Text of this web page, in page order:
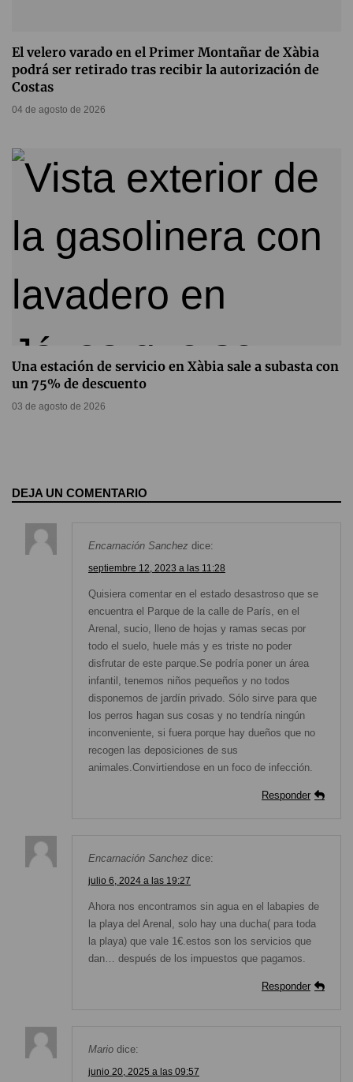
El velero varado en el Primer Montañar de Xàbia
podrá ser retirado tras recibir la autorización de
Costas
04 de agosto de 2026
Una estación de servicio en Xàbia sale a subasta con
un 75% de descuento
03 de agosto de 2026
DEJA UN COMENTARIO
Encarnación Sanchez dice:
septiembre 12, 2023 a las 11:28
Quisiera comentar en el estado desastroso que se
encuentra el Parque de la calle de París, en el
Arenal, sucio, lleno de hojas y ramas secas por
todo el suelo, huele más y es triste no poder
disfrutar de este parque.Se podría poner un área
infantil, tenemos niños pequeños y no todos
disponemos de jardín privado. Sólo sirve para que
los perros hagan sus cosas y no tendría ningún
inconveniente, si fuera porque hay dueños que no
recogen las deposiciones de sus
animales.Convirtiendose en un foco de infección.
Responder
Encarnación Sanchez dice:
julio 6, 2024 a las 19:27
Ahora nos encontramos sin agua en el labapies de
la playa del Arenal, solo hay una ducha( para toda
la playa) que vale 1€.estos son los servicios que
dan… después de los impuestos que pagamos.
Responder
Mario dice:
junio 20, 2025 a las 09:57